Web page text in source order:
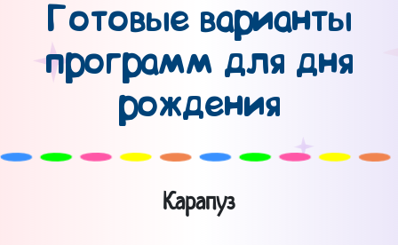
Готовые варианты
программ для дня
рождения
Карапуз